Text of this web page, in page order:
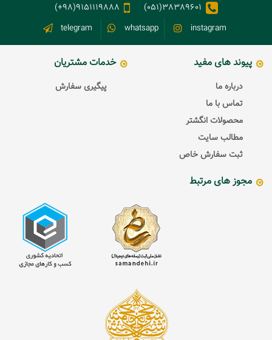
38389601(051)
9151119888(98+)
instagram
whatsapp
telegram
پیوند های مفید
درباره ما
تماس با ما
محصولات انگشتر
مطالب سایت
ثبت سفارش خاص
خدمات مشتریان
پیگیری سفارش
مجوز های مرتبط